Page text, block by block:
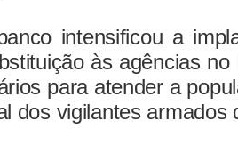
intensificou a
às agências
para atender a
dos vigilantes armados